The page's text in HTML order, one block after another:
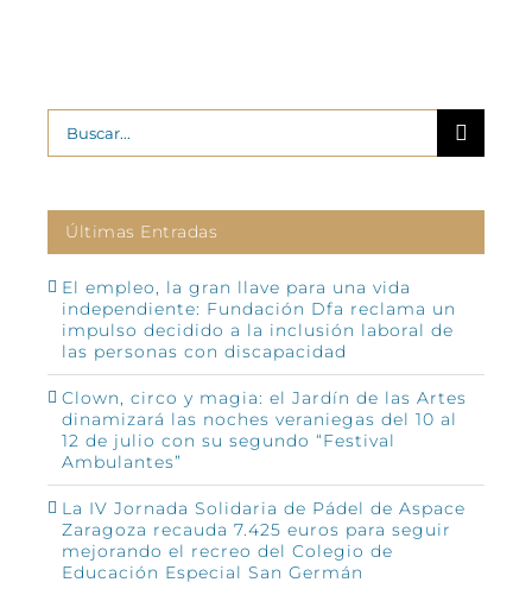
Buscar:
Últimas Entradas
El empleo, la gran llave para una vida
independiente: Fundación Dfa reclama un
impulso decidido a la inclusión laboral de
las personas con discapacidad
Clown, circo y magia: el Jardín de las Artes
dinamizará las noches veraniegas del 10 al
12 de julio con su segundo “Festival
Ambulantes”
La IV Jornada Solidaria de Pádel de Aspace
Zaragoza recauda 7.425 euros para seguir
mejorando el recreo del Colegio de
Educación Especial San Germán